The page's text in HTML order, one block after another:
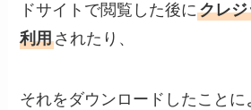
ドサイトで閲覧した後にクレ
利用されたり、
それをダウンロードしたことに